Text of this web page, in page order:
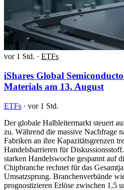
vor 1 Std. · ETFs
iShares Global
Materials am 13. August
ETFs · vor 1 Std.
Der globale Halbleitermarkt steuert
zu. Während die massive Nachfrage
Fabriken an ihre Kapazitätsgrenzen
Handelsbarrieren für
starken Handelswoche gespannt auf
Chipbranche rechnet für das
Umsatzsprung. Branchenverbände
prognostizieren Erlöse zwischen 1,5